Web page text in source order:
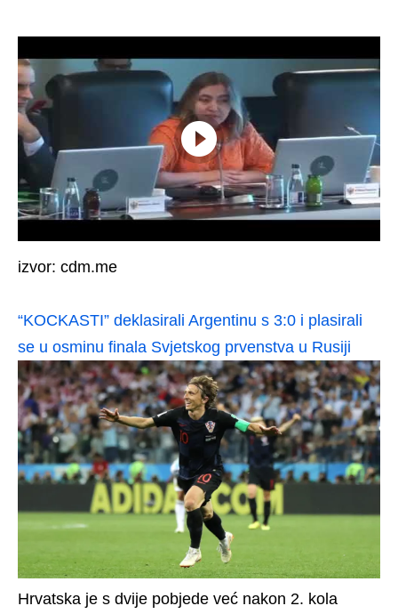
izvor: cdm.me
“KOCKASTI” deklasirali Argentinu s 3:0 i plasirali
se u osminu finala Svjetskog prvenstva u Rusiji
Hrvatska je s dvije pobjede već nakon 2. kola